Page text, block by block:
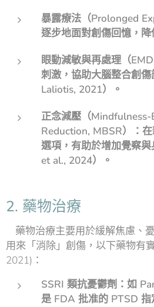
暴露療法（Prolonged
逐步地面對創傷回憶，降
眼動減敏與再處理（
刺激，協助大腦整合創
Laliotis, 2021）。
正念減壓（Mindfulness-
Reduction, MBSR）：
選項，有助於增加覺察
et al., 2024）。
2. 藥物治療
藥物治療主要用於緩解焦慮、
用來「消除」創傷，以下藥物有
2021)：
SSRI 類抗憂鬱劑：如
是 FDA 批准的 PTSD 指